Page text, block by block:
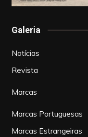
Galeria
Notícias
Revista
Marcas
Marcas Portuguesas
Marcas Estrangeiras